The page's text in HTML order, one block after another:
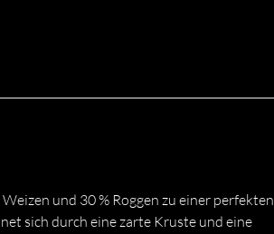
und 30 % Roggen zu einer perfekten
sich durch eine zarte Kruste und eine